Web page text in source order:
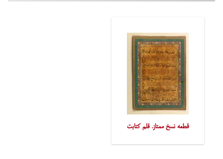
قطعه نسخ ممتاز. قلم کتابت